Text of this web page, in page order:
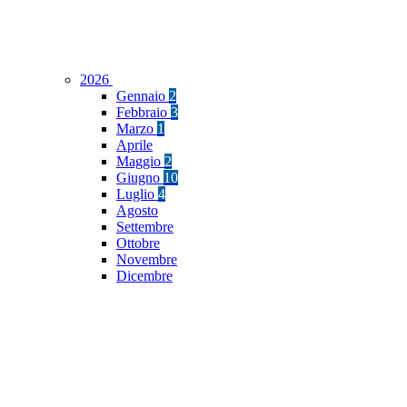
2026
Gennaio 2
Febbraio 3
Marzo 1
Aprile
Maggio 2
Giugno 10
Luglio 4
Agosto
Settembre
Ottobre
Novembre
Dicembre